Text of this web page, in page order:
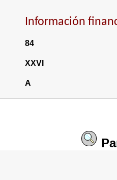
Información
84
XXVI
A